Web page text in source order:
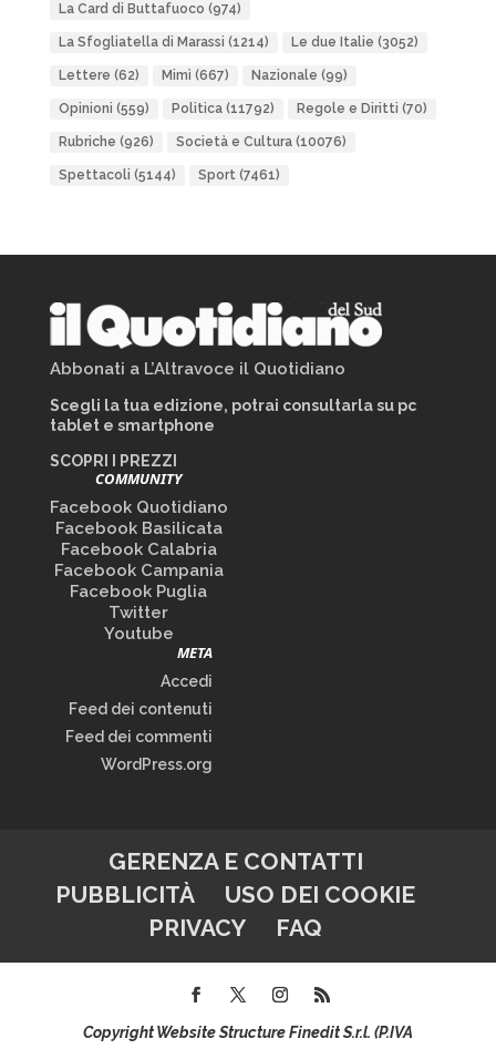
La Card di Buttafuoco (974)
La Sfogliatella di Marassi (1214) Le due Italie (3052)
Lettere (62) Mimì (667) Nazionale (99)
Opinioni (559) Politica(11792) Regole e Diritti (70)
Rubriche (926) Società e Cultura(10076)
Spettacoli (5144) Sport(7461)
Abbonati a L’Altravoce il Quotidiano
Scegli la tua edizione, potrai consultarla su pc
tablet e smartphone
SCOPRI I PREZZI
COMMUNITY
Facebook Quotidiano
Facebook Basilicata
Facebook Calabria
Facebook Campania
Facebook Puglia
Twitter
Youtube
META
Accedi
Feed dei contenuti
Feed dei commenti
WordPress.org
GERENZA E CONTATTI
PUBBLICITÀ
USO DEI COOKIE
PRIVACY
FAQ
Copyright Website Structure Finedit S.r.l. (P.IVA